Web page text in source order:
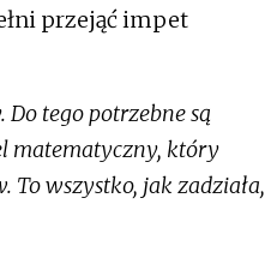
przejąć impet
tego potrzebne są
matematyczny, który
wszystko, jak zadziała,